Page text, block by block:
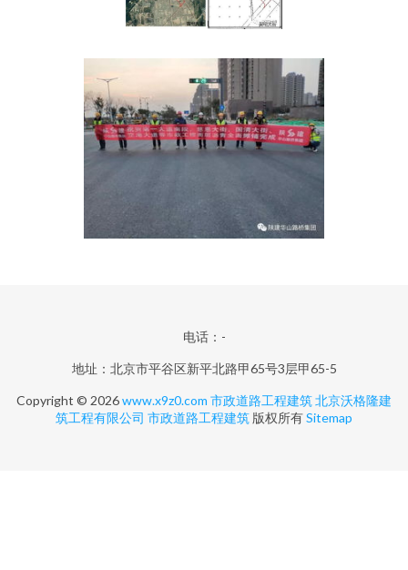
电话：-
地址：北京市平谷区新平北路甲65号3层甲65-5
Copyright © 2026www.x9z0.com 市政道路工程建筑北京沃格隆建
筑工程有限公司 市政道路工程建筑 版权所有Sitemap